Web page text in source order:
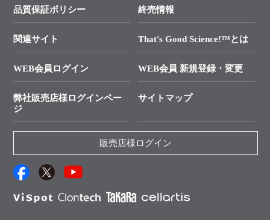
タカラバイオ発表文献
SMARTer NGSポータルサイト
プライマー設計
制限酵素切断サイトの検索
ユーザーズボイス集
エピジェネティクス実験ガイド
抗体検索サイト
├ 実験コンシェルジュ
├ 受託サービスお問い合わせ
└ カスタム製造お問い合わせ
資料請求 機器関連
資料請求 受託関連
資料請求 核酸抽出・精製カタログ
サンプル請求一覧
品質保証ポリシー 終売情報
関連サイト That's Good Science!™とは
WEB会員ログイン WEB会員 新規登録・変更
弊社販売店様ログインペー
ジ
サイトマップ
販売店様ログイン